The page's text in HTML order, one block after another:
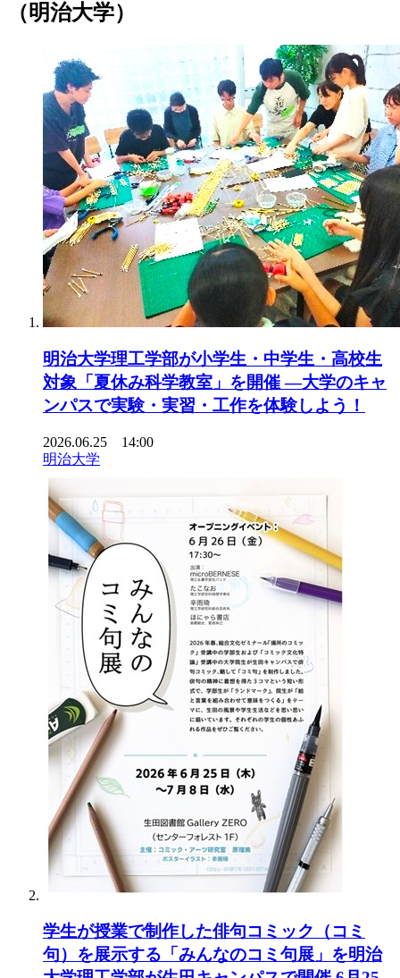
（明治大学）
明治大学理工学部が小学生・中学生・高校生
対象「夏休み科学教室」を開催 ―大学のキャ
ンパスで実験・実習・工作を体験しよう！
2026.06.25 14:00
明治大学
学生が授業で制作した俳句コミック（コミ
句）を展示する「みんなのコミ句展」を明治